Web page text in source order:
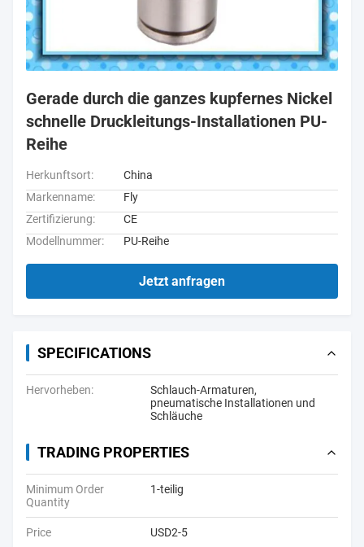
Gerade durch die ganzes kupfernes Nickel
schnelle Druckleitungs-Installationen PU-
Reihe
Herkunftsort:
China
Markenname:
Fly
Zertifizierung:
CE
Modellnummer:
PU-Reihe
Jetzt anfragen
SPECIFICATIONS
Hervorheben: Schlauch-Armaturen,
pneumatische Installationen und
Schläuche
TRADING PROPERTIES
Minimum Order
Quantity
1-teilig
Price USD2-5